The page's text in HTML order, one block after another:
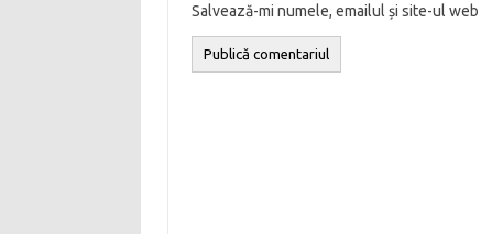
Salvează-mi numele, emailul și site-ul